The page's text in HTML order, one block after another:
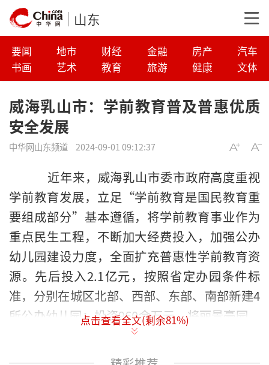
山东
要闻 地市 财经 金融 房产
汽车
书画
艺术 教育 旅游 健康 文体
威海乳山市：学前教育普及普惠优质
安全发展
中华网山东频道 2024-09-01 09:12:37
近年来，威海乳山市委市政府高度重视
学前教育发展，立足“学前教育是国民教育重
要组成部分”基本遵循，将学前教育事业作为
重点民生工程，不断加大经费投入，加强公办
幼儿园建设力度，全面扩充普惠性学前教育资
源。先后投入2.1亿元，按照省定办园条件标
准，分别在城区北部、西部、东部、南部新建4
所公办幼儿园；投资960余万元，将丽景豪园、
东方明珠、官地明珠花园3所居住区配套幼儿园
改造为公办幼儿园，极大满足城区幼儿接受优
点击查看全文(剩余81%)